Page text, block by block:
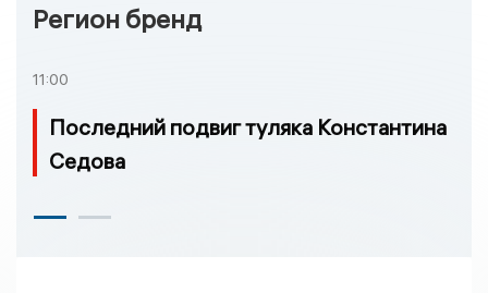
Регион бренд
11:00
Последний подвиг туляка Константина
Седова